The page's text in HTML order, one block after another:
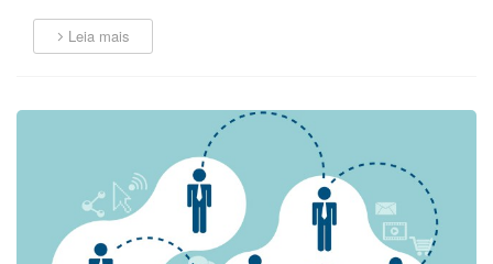
Leia mais